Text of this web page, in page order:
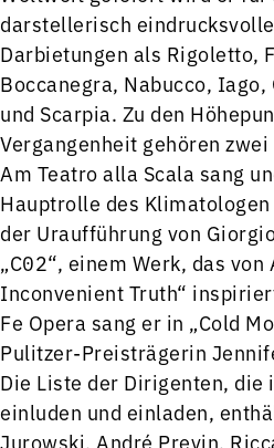
darstellerisch
Darbietungen als Rigoletto,
Boccanegra, Nabucco,
und Scarpia. Zu den
Vergangenheit gehören
Am Teatro alla Scala sang
Hauptrolle des
der Uraufführung von
„C02“, einem Werk, das von
Inconvenient Truth“
Fe Opera sang er in „Cold
Pulitzer-Preisträgerin
Die Liste der Dirigenten, die
einluden und einladen,
Jurowski, André Previn,